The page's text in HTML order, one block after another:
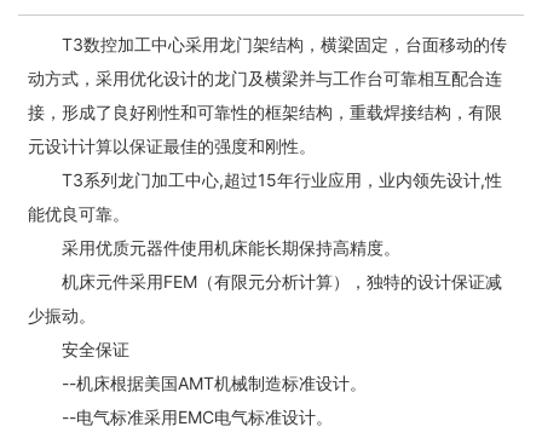
T3数控加工中心采用龙门架结构，横梁固定，台面移动的传
动方式，采用优化设计的龙门及横梁并与工作台可靠相互配合连
接，形成了良好刚性和可靠性的框架结构，重载焊接结构，有限
元设计计算以保证最佳的强度和刚性。
T3系列龙门加工中心,超过15年行业应用，业内领先设计,性
能优良可靠。
采用优质元器件使用机床能长期保持高精度。
机床元件采用FEM（有限元分析计算），独特的设计保证减
少振动。
安全保证
--机床根据美国AMT机械制造标准设计。
--电气标准采用EMC电气标准设计。